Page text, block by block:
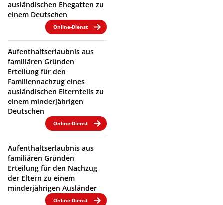
ausländischen Ehegatten zu
einem Deutschen
Online-Dienst
Aufenthaltserlaubnis aus
familiären Gründen
Erteilung für den
Familiennachzug eines
ausländischen Elternteils zu
einem minderjährigen
Deutschen
Online-Dienst
Aufenthaltserlaubnis aus
familiären Gründen
Erteilung für den Nachzug
der Eltern zu einem
minderjährigen Ausländer
Online-Dienst